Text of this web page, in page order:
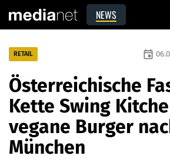
NEWS
RETAIL event
Österreichische
Kette Swing
vegane Burger
München